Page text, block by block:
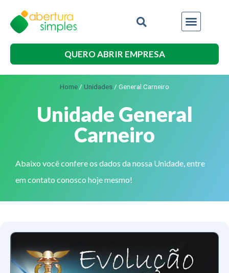
QUERO ABRIR EMPRESA
Home / Unidades / General Carneiro
Unidade General
Carneiro
Abaixo você confere os dados da nossa Unidade, entre
em contato conosco hoje mesmo!